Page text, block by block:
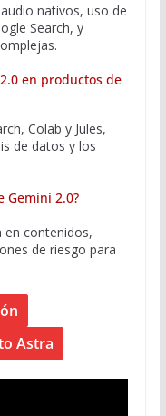
nativos, uso de
Search, y
en productos de
Colab y Jules,
de datos y los
Gemini 2.0?
en contenidos,
de riesgo para
Astra